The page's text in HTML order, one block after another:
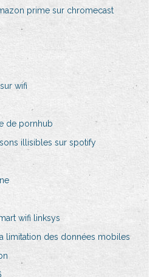
prime sur chromecast
wifi
de pornhub
illisibles sur spotify
wifi linksys
limitation des données mobiles